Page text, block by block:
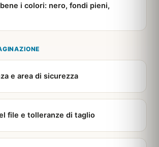
i colori: nero, fondi pieni,
e area di sicurezza
file e tolleranze di taglio